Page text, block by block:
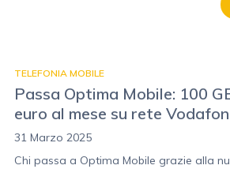
TELEFONIA MOBILE
Passa Optima Mobile: 100
euro al mese su rete
31 Marzo 2025
Chi passa a Optima Mobile grazie alla